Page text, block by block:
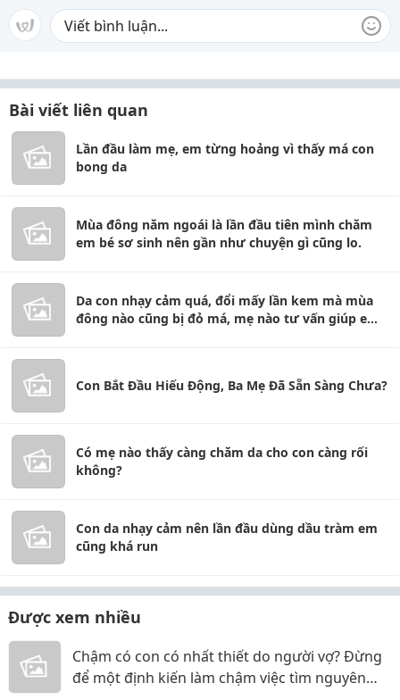
Bài viết liên quan
Lần đầu làm mẹ, em từng hoảng vì thấy má con
bong da
Mùa đông năm ngoái là lần đầu tiên mình chăm
em bé sơ sinh nên gần như chuyện gì cũng lo.
Da con nhạy cảm quá, đổi mấy lần kem mà mùa
đông nào cũng bị đỏ má, mẹ nào tư vấn giúp e
Con Bắt Đầu Hiếu Động, Ba Mẹ Đã Sẵn Sàng Chưa?
Có mẹ nào thấy càng chăm da cho con càng rối
không?
Con da nhạy cảm nên lần đầu dùng dầu tràm em
cũng khá run
Được xem nhiều
Chậm có con có nhất thiết do người vợ? Đừng
để một định kiến làm chậm việc tìm nguyên